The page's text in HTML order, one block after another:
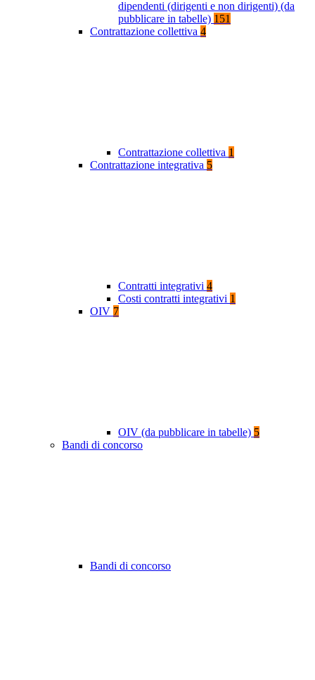
dipendenti (dirigenti e non dirigenti) (da
pubblicare in tabelle) 151
Contrattazione collettiva 4
Contrattazione collettiva 1
Contrattazione integrativa 5
Contratti integrativi 4
Costi contratti integrativi 1
OIV 7
OIV (da pubblicare in tabelle) 5
Bandi di concorso
Bandi di concorso